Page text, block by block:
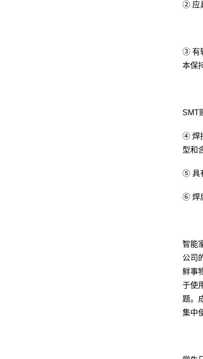
② 应
③ 有
本保
SMT
④ 焊
型和
⑤ 具
⑥ 焊
智能
公司
鲜事
于使
题。
集中